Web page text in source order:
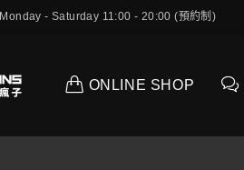
Monday - Saturday 11:00 - 20:00 (預約制)
ONLINE SHOP